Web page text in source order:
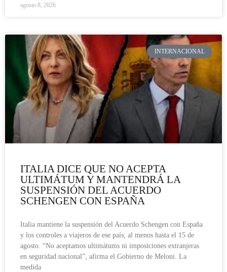
agosto 8, 2026
INTERNACIONAL
ITALIA DICE QUE NO ACEPTA
ULTIMÁTUM Y MANTENDRÁ LA
SUSPENSIÓN DEL ACUERDO
SCHENGEN CON ESPAÑA
Italia mantiene la suspensión del Acuerdo Schengen con España
y los controles a viajeros de ese país, al menos hasta el 15 de
agosto. “No aceptamos ultimátums ni imposiciones extranjeras
en seguridad nacional”, afirma el Gobierno de Meloni. La
medida